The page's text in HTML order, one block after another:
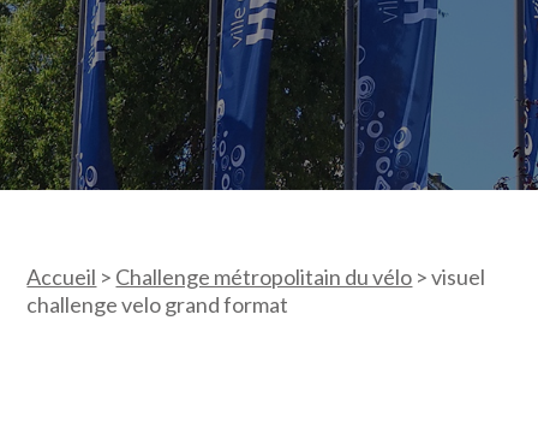
Accueil > Challenge métropolitain du vélo >visuel
challenge velo grand format